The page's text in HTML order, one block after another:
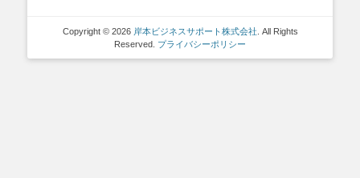
Copyright © 2026 岸本ビジネスサポート株式会社 . All Rights
Reserved. プライバシーポリシー